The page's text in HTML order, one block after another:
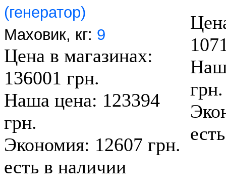
(генератор)
Маховик, кг: 9
Цена в магазинах:
136001 грн.
Наша цена: 123394
грн.
Экономия: 12607 грн.
есть в наличии
грн.